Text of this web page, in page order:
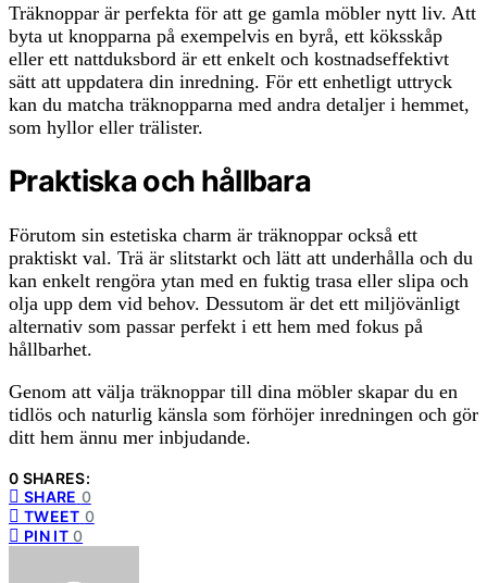
Träknoppar är perfekta för att ge gamla möbler nytt liv. Att
byta ut knopparna på exempelvis en byrå, ett köksskåp
eller ett nattduksbord är ett enkelt och kostnadseffektivt
sätt att uppdatera din inredning. För ett enhetligt uttryck
kan du matcha träknopparna med andra detaljer i hemmet,
som hyllor eller trälister.
Praktiska och hållbara
Förutom sin estetiska charm är träknoppar också ett
praktiskt val. Trä är slitstarkt och lätt att underhålla och du
kan enkelt rengöra ytan med en fuktig trasa eller slipa och
olja upp dem vid behov. Dessutom är det ett miljövänligt
alternativ som passar perfekt i ett hem med fokus på
hållbarhet.
Genom att välja träknoppar till dina möbler skapar du en
tidlös och naturlig känsla som förhöjer inredningen och gör
ditt hem ännu mer inbjudande.
0 SHARES:
SHARE 0
TWEET 0
PIN IT 0